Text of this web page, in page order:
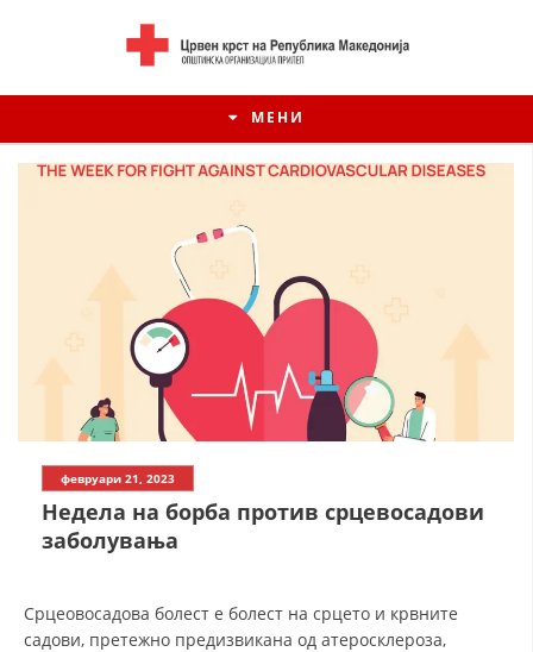
МЕНИ
ИСТОРИЈАТ НА ЦКРСМ
ИСТОРИЈАТ НА ДВИЖЕЊЕТО
СТРУКТУРА НА ОРГАНИЗАЦИЈАТА
февруари 21, 2023
Недела на борба против срцевосадови
заболувања
Срцеовосадова болест е болест на срцето и крвните
садови, претежно предизвикана од атеросклероза,